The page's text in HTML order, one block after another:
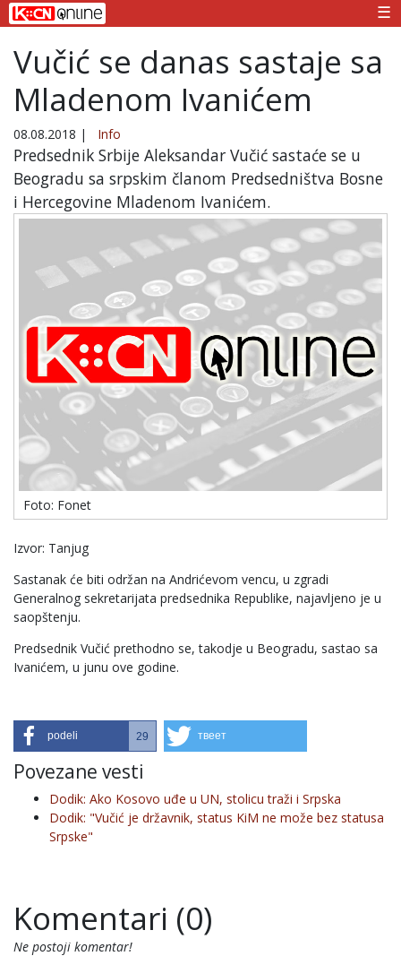
☰
Vučić se danas sastaje sa
Mladenom Ivanićem
08.08.2018 | Info
Predsednik Srbije Aleksandar Vučić sastaće se u
Beogradu sa srpskim članom Predsedništva Bosne
i Hercegovine Mladenom Ivanićem.
Foto: Fonet
Izvor: Tanjug
Sastanak će biti održan na Andrićevom vencu, u zgradi
Generalnog sekretarijata predsednika Republike, najavljeno je u
saopštenju.
Predsednik Vučić prethodno se, takodje u Beogradu, sastao sa
Ivanićem, u junu ove godine.
podeli 29 твеет
Povezane vesti
Dodik: Ako Kosovo uđe u UN, stolicu traži i Srpska
Dodik: "Vučić je državnik, status KiM ne može bez statusa
Srpske"
Komentari (0)
Ne postoji komentar!